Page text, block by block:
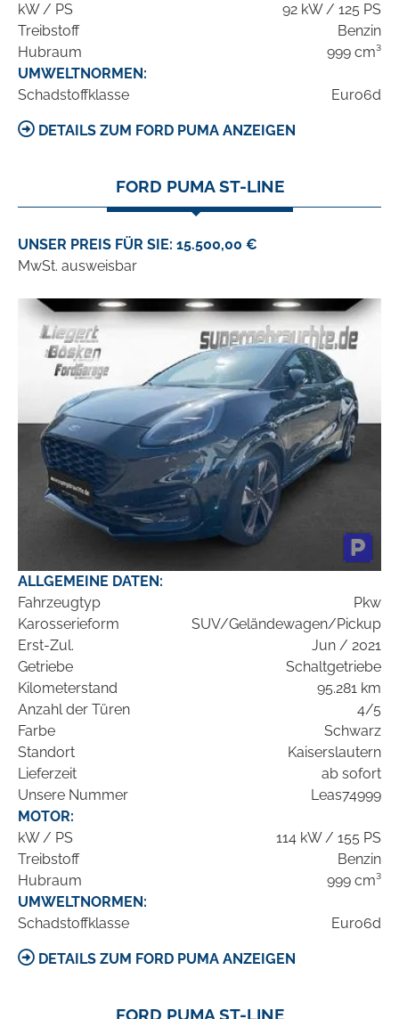
kW / PS
92 kW / 125 PS
Treibstoff
Benzin
Hubraum
999 cm³
UMWELTNORMEN:
Schadstoffklasse
Euro6d
DETAILS ZUM FORD PUMA ANZEIGEN
FORD PUMA ST-LINE
UNSER PREIS FÜR SIE: 15.500,00 €
MwSt. ausweisbar
ALLGEMEINE DATEN:
Fahrzeugtyp
Pkw
Karosserieform
SUV/Geländewagen/Pickup
Erst-Zul.
Jun / 2021
Getriebe
Schaltgetriebe
Kilometerstand
95.281 km
Anzahl der Türen
4/5
Farbe
Schwarz
Standort
Kaiserslautern
Lieferzeit
ab sofort
Unsere Nummer
Leas74999
MOTOR:
kW / PS
114 kW / 155 PS
Treibstoff
Benzin
Hubraum
999 cm³
UMWELTNORMEN:
Schadstoffklasse
Euro6d
DETAILS ZUM FORD PUMA ANZEIGEN
FORD PUMA ST-LINE